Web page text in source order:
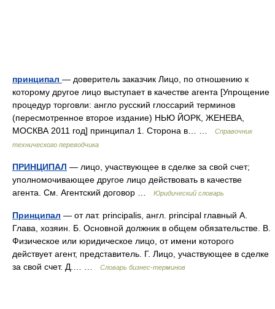
принципал — доверитель заказчик Лицо, по отношению к
которому другое лицо выступает в качестве агента [Упрощение
процедур торговли: англо русский глоссарий терминов
(пересмотренное второе издание) НЬЮ ЙОРК, ЖЕНЕВА,
МОСКВА 2011 год] принципал 1. Сторона в… …
Справочник
технического переводчика
ПРИНЦИПАЛ — лицо, участвующее в сделке за свой счет;
уполномочивающее другое лицо действовать в качестве
агента. См. Агентский договор …
Юридический словарь
Принципал — от лат. principalis, англ. principal главный А.
Глава, хозяин. Б. Основной должник в общем обязательстве. В.
Физическое или юридическое лицо, от имени которого
действует агент, представитель. Г. Лицо, участвующее в сделке
за свой счет. Д.… …
Словарь бизнес-терминов